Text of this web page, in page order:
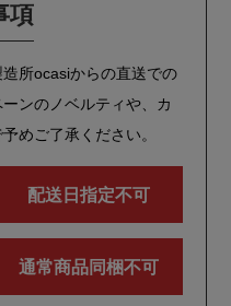
項
所ocasiからの直送での
ンのノベルティや、カ
めご了承ください。
配送日指定不可
通常商品同梱不可